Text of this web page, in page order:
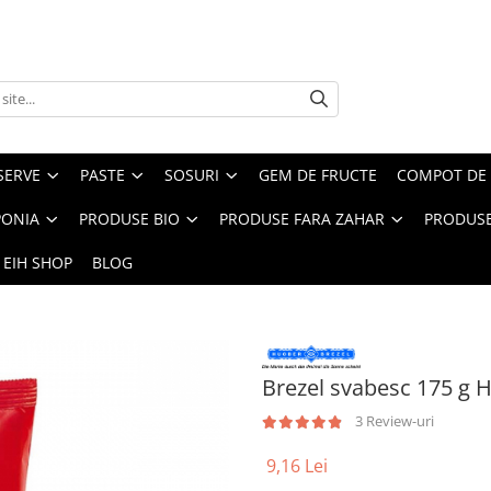
PASTE SOSURI GEM DE FRUCTE COMPOT DE
PRODUSE BIO PRODUSE FARA ZAHAR
SHOP BLOG
Brezel svabesc 175 g
3 Review-uri
9,16 Lei